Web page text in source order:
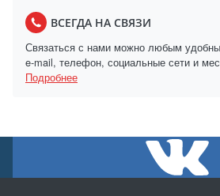
ВСЕГДА НА СВЯЗИ
Связаться с нами можно любым
e-mail, телефон, социальные сети и
Подробнее